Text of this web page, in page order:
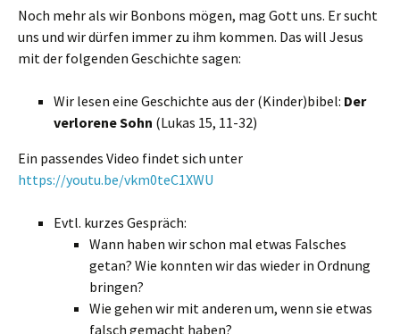
Noch mehr als wir Bonbons mögen, mag Gott uns. Er sucht
uns und wir dürfen immer zu ihm kommen. Das will Jesus
mit der folgenden Geschichte sagen:
Wir lesen eine Geschichte aus der (Kinder)bibel: Der
verlorene Sohn (Lukas 15, 11-32)
Ein passendes Video findet sich unter
https://youtu.be/vkm0teC1XWU
Evtl. kurzes Gespräch:
Wann haben wir schon mal etwas Falsches
getan? Wie konnten wir das wieder in Ordnung
bringen?
Wie gehen wir mit anderen um, wenn sie etwas
falsch gemacht haben?